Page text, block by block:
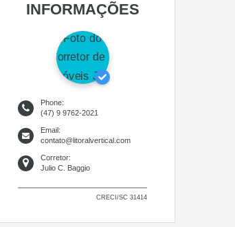
INFORMAÇÕES
Phone:
(47) 9 9762-2021
Email:
contato@litoralvertical.com
Corretor:
Julio C. Baggio
CRECI/SC 31414